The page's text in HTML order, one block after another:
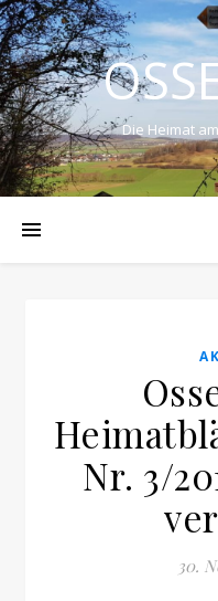
Die Heimat
Nr. 3/
30.